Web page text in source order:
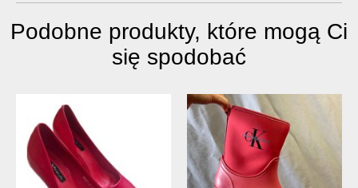
Podobne produkty, które mogą Ci
się spodobać